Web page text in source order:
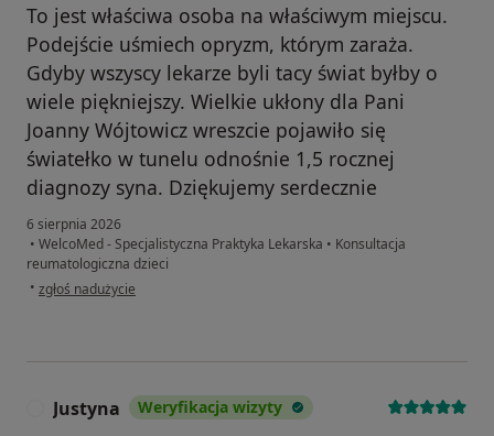
To jest właściwa osoba na właściwym miejscu.
Podejście uśmiech opryzm, którym zaraża.
Gdyby wszyscy lekarze byli tacy świat byłby o
wiele piękniejszy. Wielkie ukłony dla Pani
Joanny Wójtowicz wreszcie pojawiło się
światełko w tunelu odnośnie 1,5 rocznej
diagnozy syna. Dziękujemy serdecznie
6 sierpnia 2026
• WelcoMed - Specjalistyczna Praktyka Lekarska • Konsultacja
reumatologiczna dzieci
• w opinii użytkownika Iz
zgłoś nadużycie
Justyna Weryfikacja wizyty